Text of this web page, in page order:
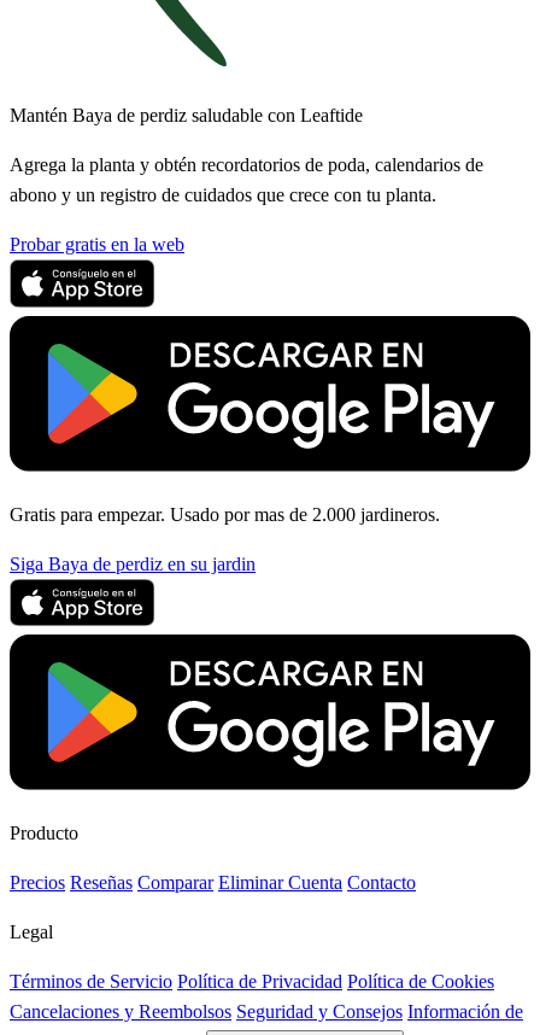
Mantén Baya de perdiz saludable con Leaftide
Agrega la planta y obtén recordatorios de poda, calendarios de
abono y un registro de cuidados que crece con tu planta.
Probar gratis en la web
Gratis para empezar. Usado por mas de 2.000 jardineros.
Siga Baya de perdiz en su jardin
Producto
Precios Reseñas Comparar Eliminar Cuenta Contacto
Legal
Términos de Servicio Política de Privacidad Política de Cookies
Cancelaciones y Reembolsos Seguridad y Consejos Información de